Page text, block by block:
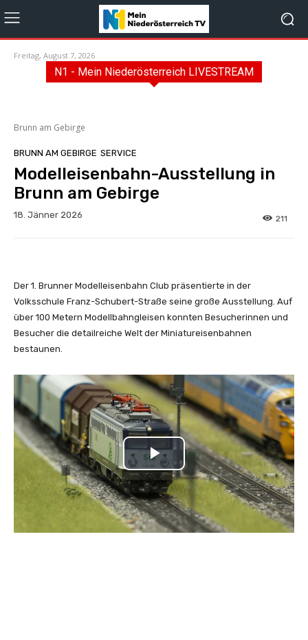
Freitag, August 7, 2026
N1 - Mein Niederösterreich LIVESTREAM
Brunn am Gebirge
BRUNN AM GEBIRGE SERVICE
Modelleisenbahn-Ausstellung in
Brunn am Gebirge
18. Jänner 2026 211
Der 1. Brunner Modelleisenbahn Club präsentierte in der
Volksschule Franz-Schubert-Straße seine große Ausstellung. Auf
über 100 Metern Modellbahngleisen konnten Besucherinnen und
Besucher die detailreiche Welt der Miniatureisenbahnen
bestaunen.